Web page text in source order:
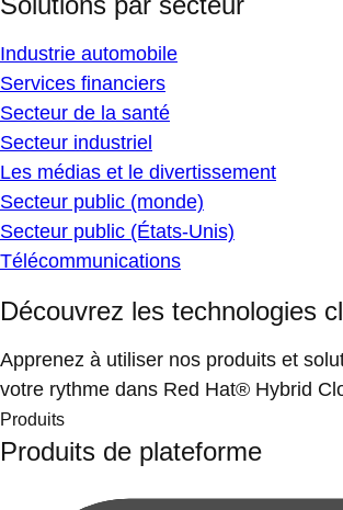
Industrie automobile
Services financiers
Secteur de la santé
Secteur industriel
Les médias et le divertissement
Secteur public (monde)
Secteur public (États-Unis)
Télécommunications
Découvrez les technologies
Apprenez à utiliser nos produits et
votre rythme dans Red Hat® Hybrid
Produits
Produits de plateforme